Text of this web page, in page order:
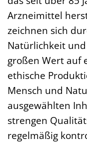
Arzneimittel
zeichnen sich
Natürlichkeit
großen Wert auf
ethische
Mensch und
ausgewählten
strengen
regelmäßig